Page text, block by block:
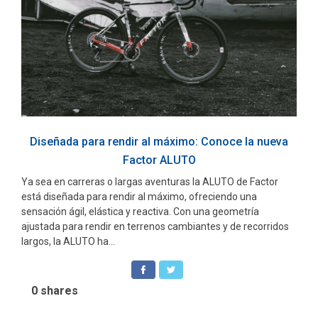
Diseñada para rendir al máximo: Conoce la nueva
Factor ALUTO
Ya sea en carreras o largas aventuras la ALUTO de Factor
está diseñada para rendir al máximo, ofreciendo una
sensación ágil, elástica y reactiva. Con una geometría
ajustada para rendir en terrenos cambiantes y de recorridos
largos, la ALUTO ha...
0 shares